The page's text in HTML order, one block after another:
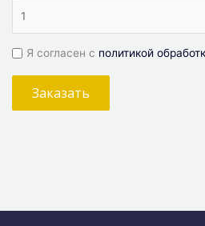
Я согласен с политикой
Заказать